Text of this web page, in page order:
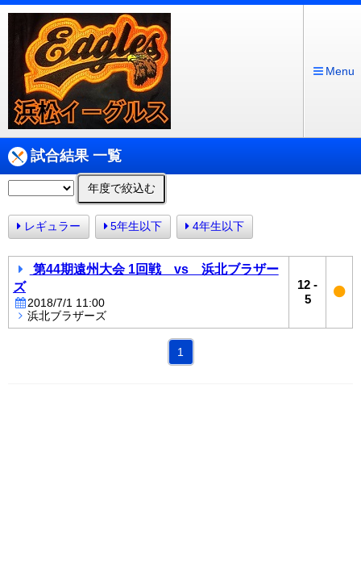
Menu
試合結果 一覧
年度で絞込む
レギュラー 5年生以下 4年生以下
第44期遠州大会 1回戦 vs 浜北ブラザー
ズ
2018/7/1 11:00
浜北ブラザーズ
12 -
5
1